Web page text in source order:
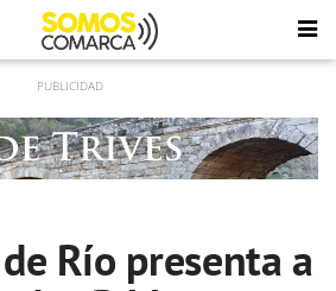
Río presenta a